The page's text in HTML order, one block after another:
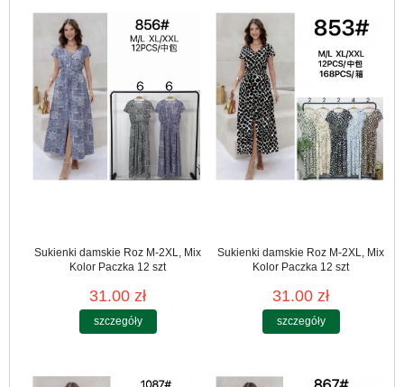
Sukienki damskie Roz M-2XL, Mix
Kolor Paczka 12 szt
31.00 zł
szczegóły
Sukienki damskie Roz M-2XL, Mix
Kolor Paczka 12 szt
31.00 zł
szczegóły